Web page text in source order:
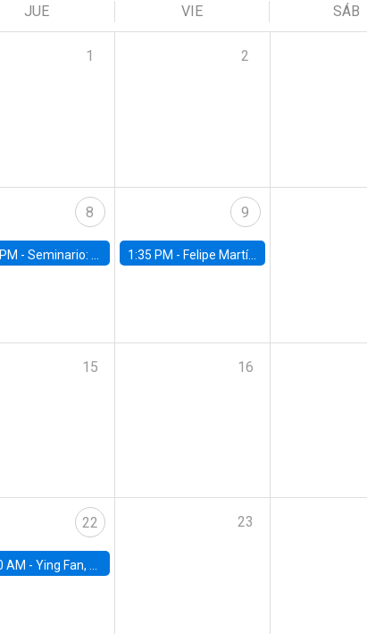
JUE VIE SÁB
1 2
8
-Seminario: “Recuperando la humanidad para progresar en la era de la IA»
9
1:35 PM - Felipe Martínez, alumno Doctorado en Economía UC
15 16
22
AM -Ying Fan, University of Michigan
23